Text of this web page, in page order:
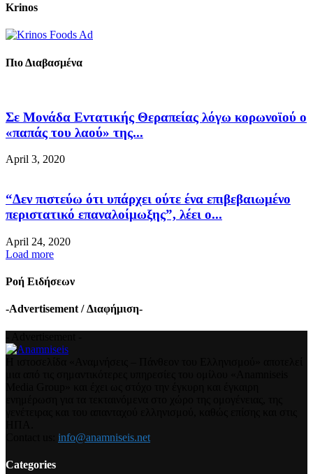
Krinos
Πιο Διαβασμένα
Σε Μονάδα Εντατικής Θεραπείας λόγω κορωνοϊού ο
«παπάς του λαού» της...
April 3, 2020
“Δεν πιστεύω ότι υπάρχει ούτε ένα επιβεβαιωμένο
περιστατικό επαναλοίμωξης”, λέει ο...
April 24, 2020
Load more
Ροή Ειδήσεων
-Advertisement / Διαφήμιση-
info@anamniseis.net
Categories